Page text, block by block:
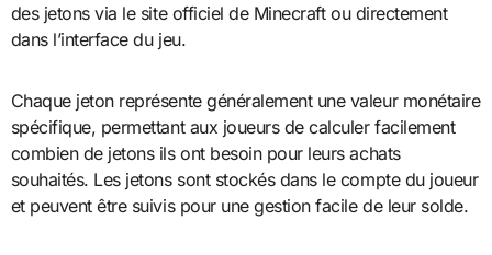
des jetons via le site officiel de Minecraft ou directement
dans l’interface du jeu.
Chaque jeton représente généralement une valeur monétaire
spécifique, permettant aux joueurs de calculer facilement
combien de jetons ils ont besoin pour leurs achats
souhaités. Les jetons sont stockés dans le compte du joueur
et peuvent être suivis pour une gestion facile de leur solde.